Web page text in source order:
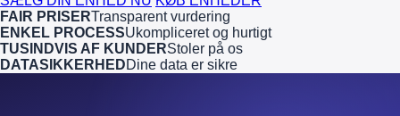
FAIR PRISERTransparent vurdering
ENKEL PROCESSUkompliceret og hurtigt
TUSINDVIS AF KUNDERStoler på os
DATASIKKERHEDDine data er sikre